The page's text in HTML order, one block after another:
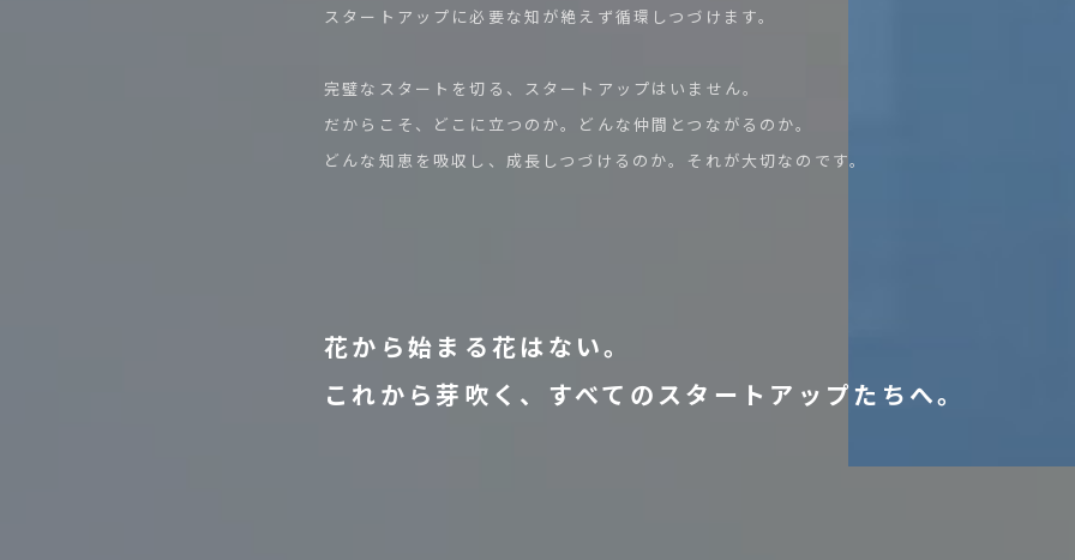
スタートアップに必要な知が絶えず循環しつづけます。
完璧なスタートを切る、スタートアップはいません。
だからこそ、どこに立つのか。どんな仲間とつながるのか。
どんな知恵を吸収し、成長しつづけるのか。それが大切なのです。
花から始まる花はない。
これから芽吹く、 すべてのスタートアップ たちへ。